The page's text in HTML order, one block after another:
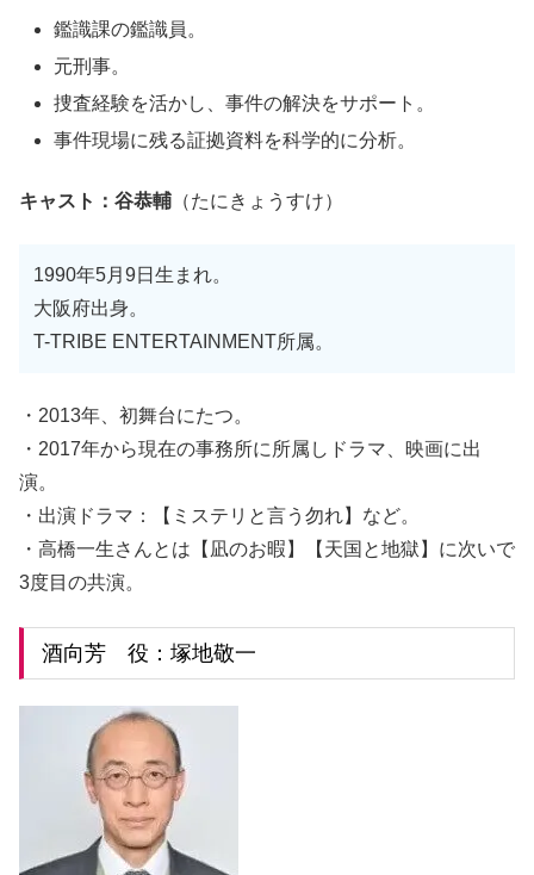
鑑識課の鑑識員。
元刑事。
捜査経験を活かし、事件の解決をサポート。
事件現場に残る証拠資料を科学的に分析。
キャスト：谷恭輔 （たにきょうすけ）
1990年5月9日生まれ。
大阪府出身。
T-TRIBE ENTERTAINMENT所属。
・2013年、初舞台にたつ。
・2017年から現在の事務所に所属しドラマ、映画に出
演。
・出演ドラマ：【ミステリと言う勿れ】など。
・高橋一生さんとは【凪のお暇】【天国と地獄】に次いで
3度目の共演。
酒向芳 役：塚地敬一